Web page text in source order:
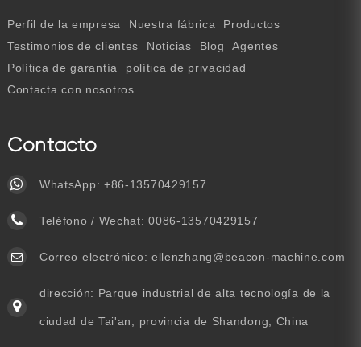
Perfil de la empresa Nuestra fábrica
Productos
Testimonios de clientes
Noticias Blog
Agentes
Política de garantía
política de privacidad
Contacta con nosotros
Contacto
WhatsApp: +86-13570429157
Teléfono / Wechat:0086-13570429157
Correo electrónico: ellenzhang@beacon-machine.com
dirección: Parque industrial de alta tecnología de la
ciudad de Tai'an, provincia de Shandong, China